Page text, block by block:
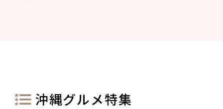
沖縄グルメ特集